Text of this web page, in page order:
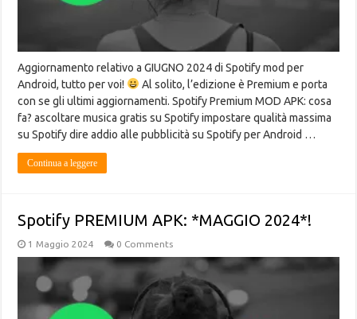
Aggiornamento relativo a GIUGNO 2024 di Spotify mod per
Android, tutto per voi!
Al solito, l’edizione è Premium e porta
con se gli ultimi aggiornamenti. Spotify Premium MOD APK: cosa
fa? ascoltare musica gratis su Spotify impostare qualità massima
su Spotify dire addio alle pubblicità su Spotify per Android …
Continua a leggere
Spotify PREMIUM APK: *MAGGIO 2024*!
1 Maggio 2024 0 Comments